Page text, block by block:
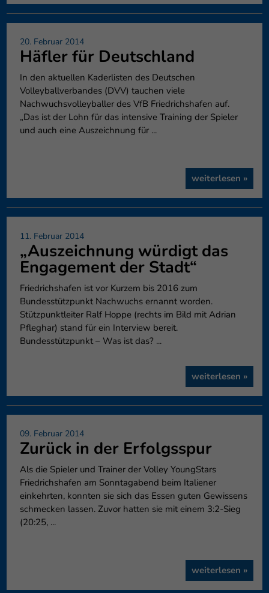
20. Februar 2014
Häfler für Deutschland
In den aktuellen Kaderlisten des Deutschen
Volleyballverbandes (DVV) tauchen viele
Nachwuchsvolleyballer des VfB Friedrichshafen auf.
„Das ist der Lohn für das intensive Training der Spieler
und auch eine Auszeichnung für ...
weiterlesen »
11. Februar 2014
„Auszeichnung würdigt das
Engagement der Stadt“
Friedrichshafen ist vor Kurzem bis 2016 zum
Bundesstützpunkt Nachwuchs ernannt worden.
Stützpunktleiter Ralf Hoppe (rechts im Bild mit Adrian
Pfleghar) stand für ein Interview bereit.
Bundesstützpunkt – Was ist das? ...
weiterlesen »
09. Februar 2014
Zurück in der Erfolgsspur
Als die Spieler und Trainer der Volley YoungStars
Friedrichshafen am Sonntagabend beim Italiener
einkehrten, konnten sie sich das Essen guten Gewissens
schmecken lassen. Zuvor hatten sie mit einem 3:2-Sieg
(20:25, ...
weiterlesen »